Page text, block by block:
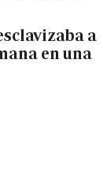
a
en una